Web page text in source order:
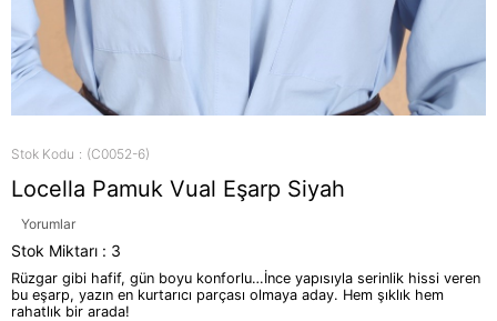
Stok Kodu (C0052-6)
Locella Pamuk Vual Eşarp Siyah
Yorumlar
Stok Miktarı : 3
Rüzgar gibi hafif, gün boyu konforlu…İnce yapısıyla serinlik hissi veren
bu eşarp, yazın en kurtarıcı parçası olmaya aday. Hem şıklık hem
rahatlık bir arada!